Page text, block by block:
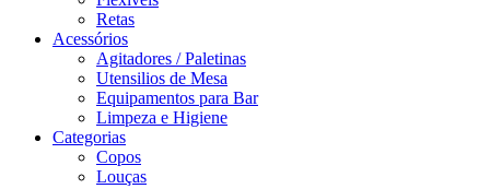
Retas
Acessórios
Agitadores / Paletinas
Utensilios de Mesa
Equipamentos para Bar
Limpeza e Higiene
Categorias
Copos
Louças